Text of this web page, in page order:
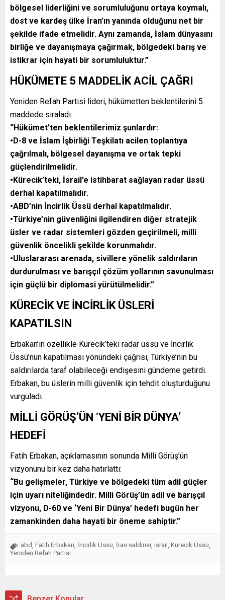
bölgesel liderliğini ve sorumluluğunu ortaya koymalı,
dost ve kardeş ülke İran’ın yanında olduğunu net bir
şekilde ifade etmelidir. Aynı zamanda, İslam dünyasını
birliğe ve dayanışmaya çağırmak, bölgedeki barış ve
istikrar için hayati bir sorumluluktur.”
HÜKÜMETE 5 MADDELİK ACİL ÇAĞRI
Yeniden Refah Partisi lideri, hükümetten beklentilerini 5
maddede sıraladı:
“Hükümet’ten beklentilerimiz şunlardır:
•D-8 ve İslam İşbirliği Teşkilatı acilen toplantıya
çağrılmalı, bölgesel dayanışma ve ortak tepki
güçlendirilmelidir.
•Kürecik’teki, İsrail’e istihbarat sağlayan radar üssü
derhal kapatılmalıdır.
•ABD’nin İncirlik Üssü derhal kapatılmalıdır.
•Türkiye’nin güvenliğini ilgilendiren diğer stratejik
üsler ve radar sistemleri gözden geçirilmeli, milli
güvenlik öncelikli şekilde korunmalıdır.
•Uluslararası arenada, sivillere yönelik saldırıların
durdurulması ve barışçıl çözüm yollarının savunulması
için güçlü bir diplomasi yürütülmelidir.”
KÜRECİK VE İNCİRLİK ÜSLERİ
KAPATILSIN
Erbakan’ın özellikle Kürecik’teki radar üssü ve İncirlik
Üssü’nün kapatılması yönündeki çağrısı, Türkiye’nin bu
saldırılarda taraf olabileceği endişesini gündeme getirdi.
Erbakan, bu üslerin milli güvenlik için tehdit oluşturduğunu
vurguladı.
MİLLİ GÖRÜŞ’ÜN ‘YENİ BİR DÜNYA’
HEDEFİ
Fatih Erbakan, açıklamasının sonunda Milli Görüş’ün
vizyonunu bir kez daha hatırlattı:
“Bu gelişmeler, Türkiye ve bölgedeki tüm adil güçler
için uyarı niteliğindedir. Milli Görüş’ün adil ve barışçıl
vizyonu, D-60 ve ‘Yeni Bir Dünya’ hedefi bugün her
zamankinden daha hayati bir öneme sahiptir.”
abd Fatih Erbakan İncirlik Üssü İran saldırısı israil Kürecik Üssü
Yeniden Refah Partisi